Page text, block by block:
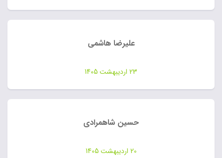
علیرضا هاشمی
23 اردیبهشت 1405
حسین شاهمرادی
20 اردیبهشت 1405